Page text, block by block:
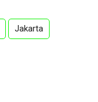
Jakarta